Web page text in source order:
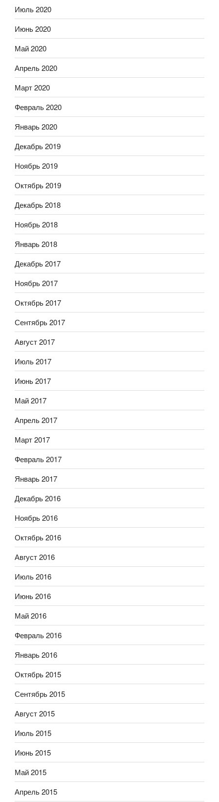
Июль 2020
Июнь 2020
Май 2020
Апрель 2020
Март 2020
Февраль 2020
Январь 2020
Декабрь 2019
Ноябрь 2019
Октябрь 2019
Декабрь 2018
Ноябрь 2018
Январь 2018
Декабрь 2017
Ноябрь 2017
Октябрь 2017
Сентябрь 2017
Август 2017
Июль 2017
Июнь 2017
Май 2017
Апрель 2017
Март 2017
Февраль 2017
Январь 2017
Декабрь 2016
Ноябрь 2016
Октябрь 2016
Август 2016
Июль 2016
Июнь 2016
Май 2016
Февраль 2016
Январь 2016
Октябрь 2015
Сентябрь 2015
Август 2015
Июль 2015
Июнь 2015
Май 2015
Апрель 2015